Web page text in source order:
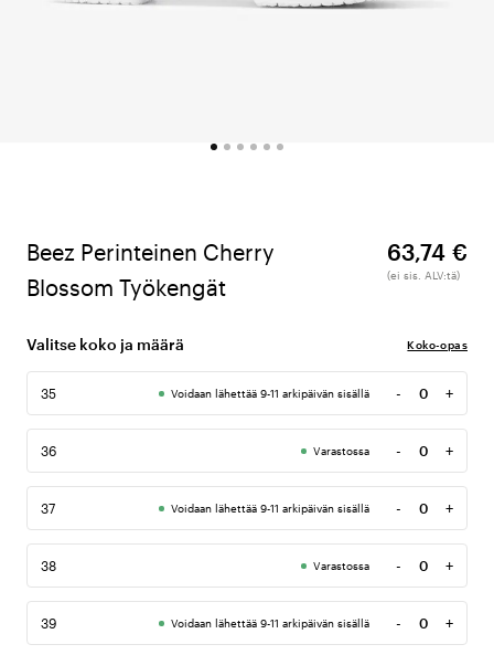
Beez Perinteinen Cherry
Blossom Työkengät
63,74 €
(ei sis. ALV:tä)
Valitse koko ja määrä Koko-opas
35 Voidaan lähettää 9-11 arkipäivän sisällä -
Määrä
+
36 Varastossa -
Määrä
+
37 Voidaan lähettää 9-11 arkipäivän sisällä -
Määrä
+
38 Varastossa -
Määrä
+
39 Voidaan lähettää 9-11 arkipäivän sisällä -
Määrä
+